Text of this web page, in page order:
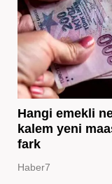
Hangi emekli
kalem yeni
fark
Haber7